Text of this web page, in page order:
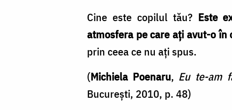
Cine este copilul tău? Este
atmosfera pe care aţi avut-o în
prin ceea ce nu aţi spus.
(Michiela Poenaru, Eu te-am
București, 2010, p. 48)